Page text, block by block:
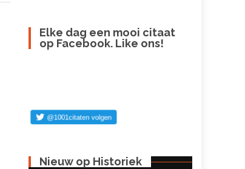
Elke dag een mooi citaat
op Facebook. Like ons!
Nieuw op Historiek